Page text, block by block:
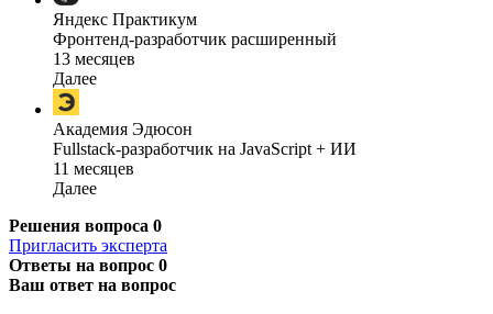
Яндекс Практикум
Фронтенд-разработчик расширенный
13 месяцев
Далее
Академия Эдюсон
Fullstack-разработчик на JavaScript + ИИ
11 месяцев
Далее
Решения вопроса 0
Пригласить эксперта
Ответы на вопрос 0
Ваш ответ на вопрос